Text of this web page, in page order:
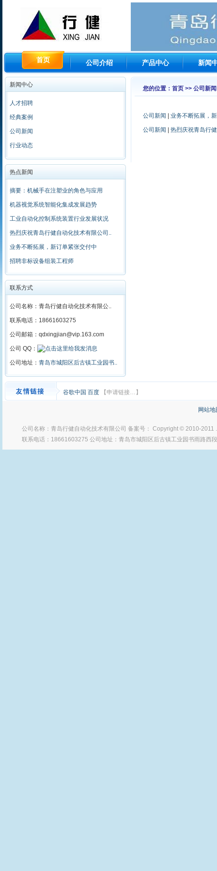
首页 公司介绍 产品中心 新闻
新闻中心
人才招聘
经典案例
公司新闻
行业动态
热点新闻
摘要：机械手在注塑业的角色与应用
机器视觉系统智能化集成发展趋势
工业自动化控制系统装置行业发展状况
热烈庆祝青岛行健自动化技术有限公司..
业务不断拓展，新订单紧张交付中
招聘非标设备组装工程师
联系方式
公司名称：青岛行健自动化技术有限公..
联系电话：18661603275
公司邮箱：qdxingjian@vip.163.com
公司 QQ：
公司地址： 青岛市城阳区后古镇工业园书..
您的位置：首页 >> 公司新闻
公司新闻 业务不断拓展，
公司新闻 热烈庆祝青岛行
谷歌中国 百度 【申请链接…】
网站地
公司名称：青岛行健自动化技术有限公司 备案号： Copyright © 2010-2011
联系电话：18661603275 公司地址：青岛市城阳区后古镇工业园书雨路西